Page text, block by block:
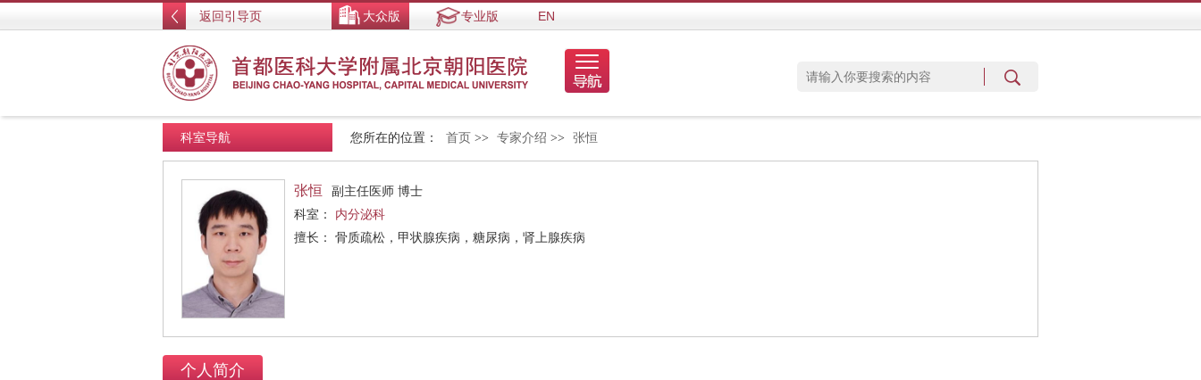
返回引导页 大众版 专业版 EN
您所在的位置： 首页 >> 专家介绍 >> 张恒
科室导航
张恒
副主任医师 博士
科室： 内分泌科
擅长： 骨质疏松，甲状腺疾病，糖尿病，肾上腺疾病
个人简介